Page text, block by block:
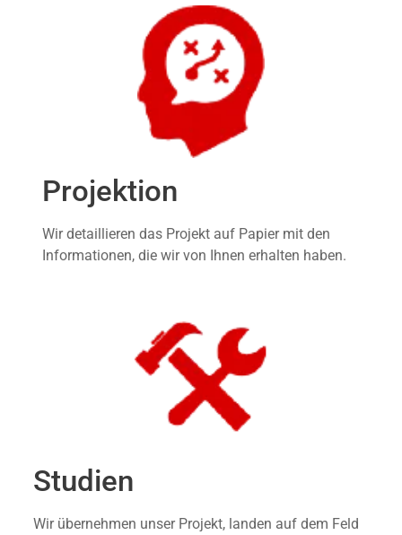
Projektion
Wir detaillieren das Projekt auf Papier mit den
Informationen, die wir von Ihnen erhalten haben.
Studien
Wir übernehmen unser Projekt, landen auf dem Feld